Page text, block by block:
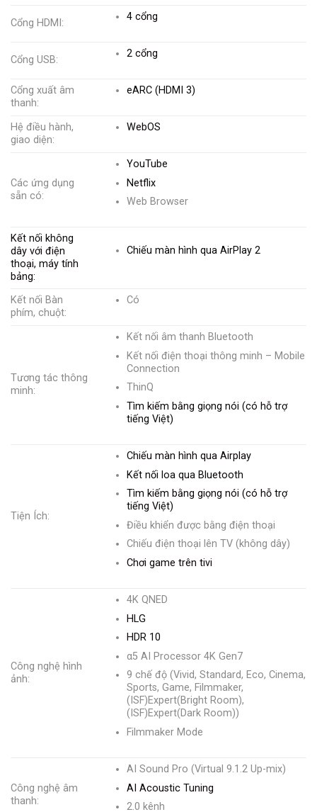
Cổng HDMI:
4 cổng
Cổng USB:
2 cổng
Cổng xuất âm
thanh:
eARC (HDMI 3)
Hệ điều hành,
giao diện:
WebOS
Các ứng dụng
sẵn có:
YouTube
Netflix
Web Browser
Kết nối không
dây với điện
thoại, máy tính
bảng:
Chiếu màn hình qua AirPlay 2
Kết nối Bàn
phím, chuột:
Có
Tương tác thông
minh:
Kết nối âm thanh Bluetooth
Kết nối điện thoại thông minh – Mobile
Connection
ThinQ
Tìm kiếm bằng giọng nói (có hỗ trợ
tiếng Việt)
Tiện Ích:
Chiếu màn hình qua Airplay
Kết nối loa qua Bluetooth
Tìm kiếm bằng giọng nói (có hỗ trợ
tiếng Việt)
Điều khiển được bằng điện thoại
Chiếu điện thoại lên TV (không dây)
Chơi game trên tivi
Công nghệ hình
ảnh:
4K QNED
HLG
HDR 10
α5 AI Processor 4K Gen7
9 chế độ (Vivid, Standard, Eco, Cinema,
Sports, Game, Filmmaker,
(ISF)Expert(Bright Room),
(ISF)Expert(Dark Room))
Filmmaker Mode
Công nghệ âm
thanh:
AI Sound Pro (Virtual 9.1.2 Up-mix)
AI Acoustic Tuning
2.0 kênh